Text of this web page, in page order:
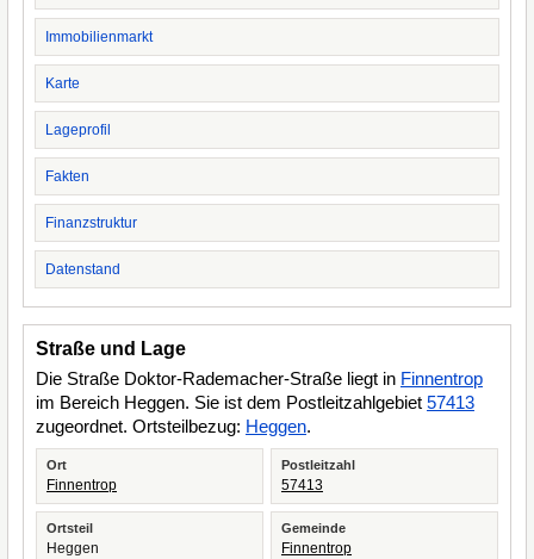
Immobilienmarkt
Karte
Lageprofil
Fakten
Finanzstruktur
Datenstand
Straße und Lage
Die Straße Doktor-Rademacher-Straße liegt in Finnentrop
im Bereich Heggen. Sie ist dem Postleitzahlgebiet 57413
zugeordnet. Ortsteilbezug: Heggen.
Ort
Finnentrop
Postleitzahl
57413
Ortsteil
Heggen
Gemeinde
Finnentrop